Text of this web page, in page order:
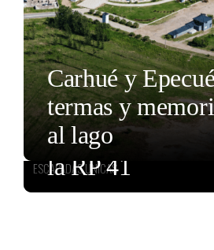
Carhué y
termas y
al lago
Postales
la RP 41